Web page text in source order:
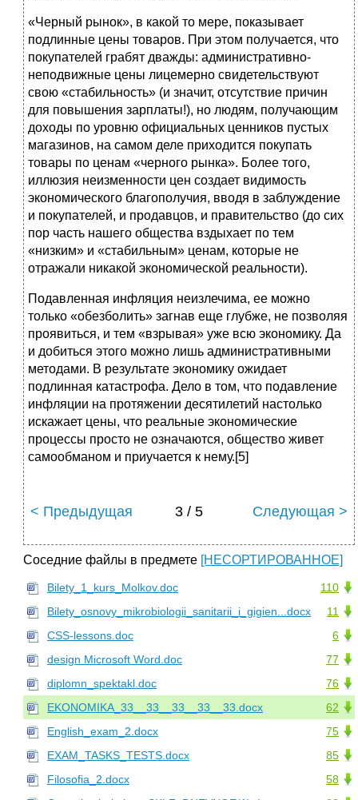
«Черный рынок», в какой то мере, показывает
подлинные цены товаров. При этом получается, что
покупателей грабят дважды: административно-
неподвижные цены лицемерно свидетельствуют
свою «стабильность» (и значит, отсутствие причин
для повышения зарплаты!), но людям, получающим
доходы по уровню официальных ценников пустых
магазинов, на самом деле приходится покупать
товары по ценам «черного рынка». Более того,
иллюзия неизменности цен создает видимость
экономического благополучия, вводя в заблуждение
и покупателей, и продавцов, и правительство (до сих
пор часть нашего общества вздыхает по тем
«низким» и «стабильным» ценам, которые не
отражали никакой экономической реальности).
Подавленная инфляция неизлечима, ее можно
только «обезболить» загнав еще глубже, не позволяя
проявиться, и тем «взрывая» уже всю экономику. Да
и добиться этого можно лишь административными
методами. В результате экономику ожидает
подлинная катастрофа. Дело в том, что подавление
инфляции на протяжении десятилетий настолько
искажает цены, что реальные экономические
процессы просто не означаются, общество живет
самообманом и приучается к нему.[5]
< Предыдущая 3 / 5 Следующая >
Соседние файлы в предмете [НЕСОРТИРОВАННОЕ]
110
Bilety_1_kurs_Molkov.doc
11
Bilety_osnovy_mikrobiologii_sanitarii_i_gigien...docx
6
CSS-lessons.doc
77
design Microsoft Word.doc
76
diplomn_spektakl.doc
62
EKONOMIKA_33__33__33__33__33.docx
75
English_exam_2.docx
85
EXAM_TASKS_TESTS.docx
58
Filosofia_2.docx